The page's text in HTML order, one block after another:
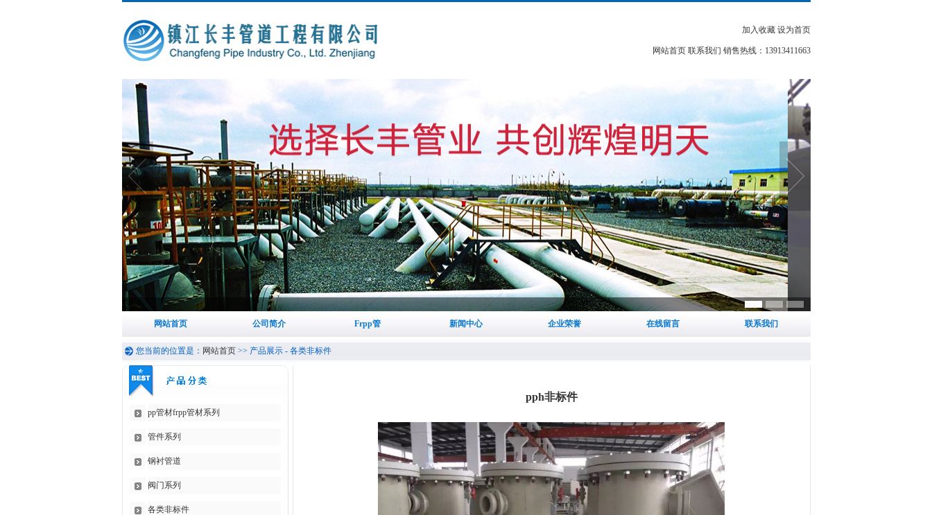
加入收藏 设为首页
网站首页 联系我们 销售热线：13913411663
网站首页 公司简介 Frpp管 新闻中心 企业荣誉 在线留言 联系我们
您当前的位置是： 网站首页>> 产品展示- 各类非标件
pp管材frpp管材系列
管件系列
钢衬管道
阀门系列
各类非标件
pph非标件